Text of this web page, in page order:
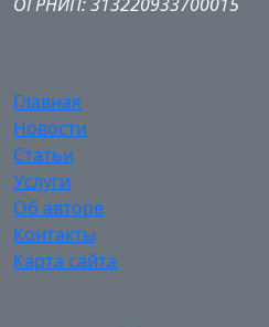
Главная
Новости
Статьи
Услуги
Об авторе
Контакты
Карта сайта